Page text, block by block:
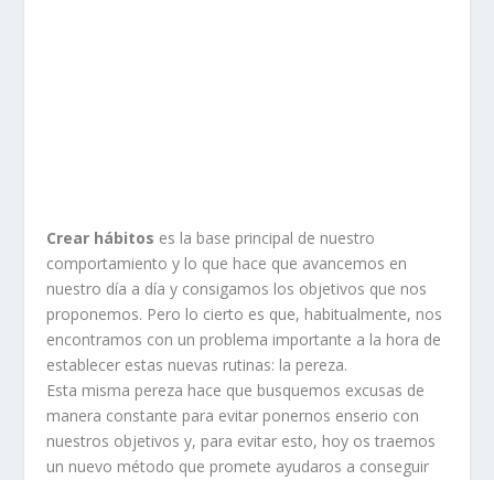
Crear hábitos es la base principal de nuestro
comportamiento y lo que hace que avancemos en
nuestro día a día y consigamos los objetivos que nos
proponemos. Pero lo cierto es que, habitualmente, nos
encontramos con un problema importante a la hora de
establecer estas nuevas rutinas: la pereza.
Esta misma pereza hace que busquemos excusas de
manera constante para evitar ponernos enserio con
nuestros objetivos y, para evitar esto, hoy os traemos
un nuevo método que promete ayudaros a conseguir